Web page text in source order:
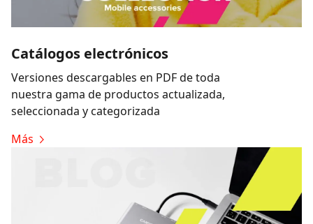
Catálogos electrónicos
Versiones descargables en PDF de toda
nuestra gama de productos actualizada,
seleccionada y categorizada
Más